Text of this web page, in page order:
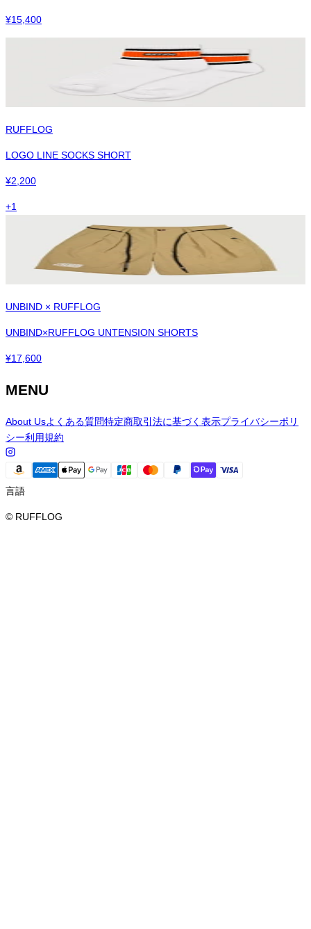
¥15,400
RUFFLOG
LOGO LINE SOCKS SHORT
¥2,200
+1
UNBIND × RUFFLOG
UNBIND×RUFFLOG UNTENSION SHORTS
¥17,600
MENU
About Usよくある質問特定商取引法に基づく表示プライバシーポリ
シー利用規約
言語
© RUFFLOG